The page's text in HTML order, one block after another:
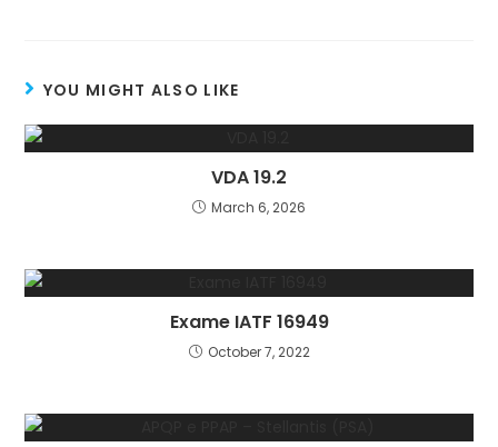
YOU MIGHT ALSO LIKE
VDA 19.2
March 6, 2026
Exame IATF 16949
October 7, 2022